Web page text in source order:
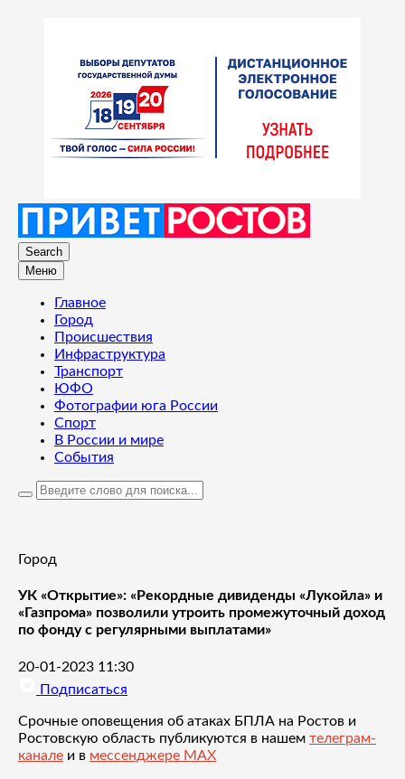
Search
Меню
Главное
Город
Происшествия
Инфраструктура
Транспорт
ЮФО
Фотографии юга России
Спорт
В России и мире
События
Город
УК «Открытие»: «Рекордные дивиденды «Лукойла» и
«Газпрома» позволили утроить промежуточный доход
по фонду с регулярными выплатами»
20-01-2023 11:30
Подписаться
Срочные оповещения об атаках БПЛА на Ростов и
Ростовскую область публикуются в нашем телеграм-
канале и в мессенджере MAX